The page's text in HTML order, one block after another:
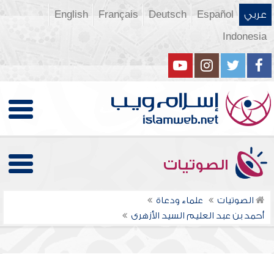
عربي Español
Deutsch
Français
English
Indonesia
الصوتيات
الصوتيات
علماء ودعاة
أحمد بن عبد العليم السيد الأزهرى